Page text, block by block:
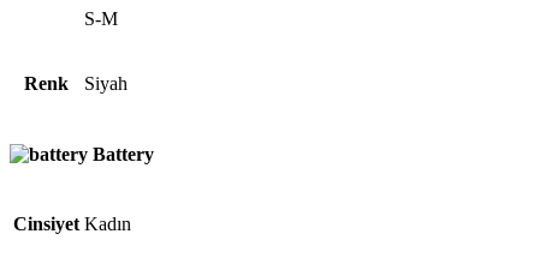
S-M
Renk Siyah
Battery
Cinsiyet Kadın